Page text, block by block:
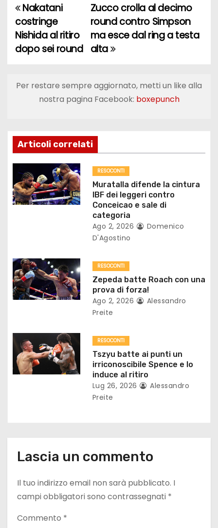
N
a
v
g
z
i
o
n
r
t
i
o
l
i
Zucco crolla al decimo
round contro Simpson
ma esce dal ring a testa
alta
Nakatani
costringe
Nishida al ritiro
dopo sei round
Per restare sempre aggiornato, metti un like alla
nostra pagina Facebook: boxepunch
Articoli correlati
RESOCONTI
Muratalla difende la cintura
IBF dei leggeri contro
Conceicao e sale di
categoria
Ago 2, 2026
Domenico
D'Agostino
RESOCONTI
Zepeda batte Roach con una
prova di forza!
Ago 2, 2026
Alessandro
Preite
RESOCONTI
Tszyu batte ai punti un
irriconoscibile Spence e lo
induce al ritiro
Lug 26, 2026
Alessandro
Preite
Lascia un commento
Il tuo indirizzo email non sarà pubblicato. I
campi obbligatori sono contrassegnati *
Commento *